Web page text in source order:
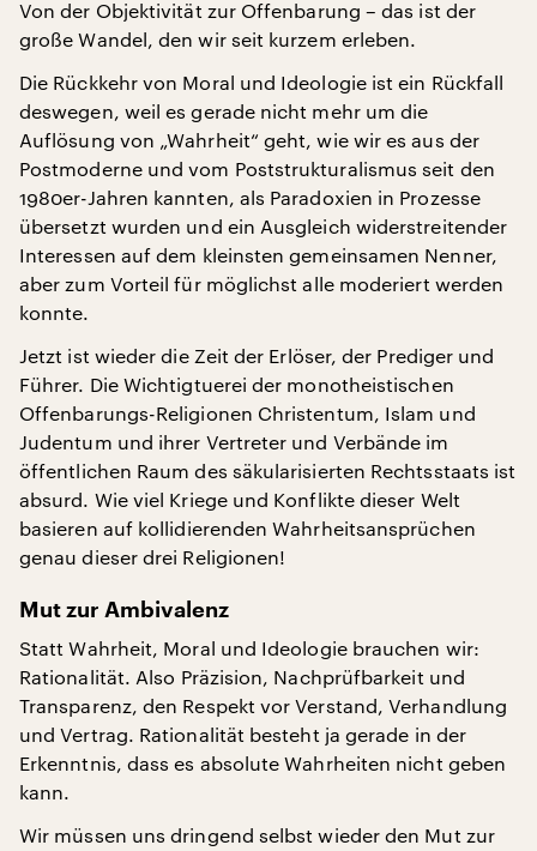
Von der Objektivität zur Offenbarung – das ist der
große Wandel, den wir seit kurzem erleben.
Die Rückkehr von Moral und Ideologie ist ein Rückfall
deswegen, weil es gerade nicht mehr um die
Auflösung von „Wahrheit“ geht, wie wir es aus der
Postmoderne und vom Poststrukturalismus seit den
1980er-Jahren kannten, als Paradoxien in Prozesse
übersetzt wurden und ein Ausgleich widerstreitender
Interessen auf dem kleinsten gemeinsamen Nenner,
aber zum Vorteil für möglichst alle moderiert werden
konnte.
Jetzt ist wieder die Zeit der Erlöser, der Prediger und
Führer. Die Wichtigtuerei der monotheistischen
Offenbarungs-Religionen Christentum, Islam und
Judentum und ihrer Vertreter und Verbände im
öffentlichen Raum des säkularisierten Rechtsstaats ist
absurd. Wie viel Kriege und Konflikte dieser Welt
basieren auf kollidierenden Wahrheitsansprüchen
genau dieser drei Religionen!
Mut zur Ambivalenz
Statt Wahrheit, Moral und Ideologie brauchen wir:
Rationalität. Also Präzision, Nachprüfbarkeit und
Transparenz, den Respekt vor Verstand, Verhandlung
und Vertrag. Rationalität besteht ja gerade in der
Erkenntnis, dass es absolute Wahrheiten nicht geben
kann.
Wir müssen uns dringend selbst wieder den Mut zur